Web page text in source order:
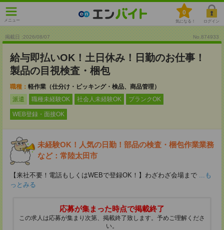
メニュー
0
気になる！ ログイン
掲載日 :2026/08/07 No.874933
給与即払いOK！土日休み！日勤のお仕事！
製品の目視検査・梱包
職種： 軽作業（仕分け・ピッキング・検品、商品管理）
派遣
職種未経験OK 社会人未経験OK ブランクOK
WEB登録・面接OK
未経験OK！人気の日勤！部品の検査・梱包作業業務
など：常陸太田市
【来社不要！電話もしくはWEBで登録OK！】わざわざ会場まで ...も
っとみる
応募が集まった時点で掲載終了
この求人は応募が集まり次第、掲載終了致します。予めご理解くださ
い。